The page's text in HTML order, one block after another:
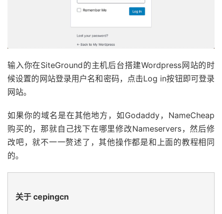
输入你在SiteGround的主机后台搭建Wordpress网站的时
候设置的网站登录用户名和密码，点击Log in按钮即可登录
网站。
如果你的域名是在其他地方，如Godaddy，NameCheap
购买的，那就自己找下在哪里修改Nameservers，然后修
改吧，就不一一赘述了，其他操作都是和上面的教程相同
的。
关于 cepingcn